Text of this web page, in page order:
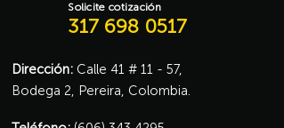
Solicite cotización
317 698 0517
Dirección: Calle 41 # 11 - 57,
Bodega 2, Pereira, Colombia.